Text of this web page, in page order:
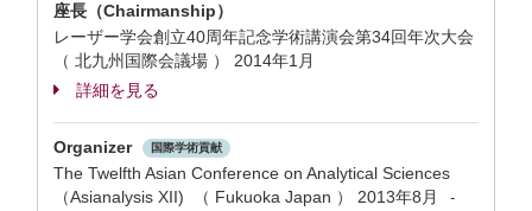
座長（Chairmanship）
レーザー学会創立40周年記念学術講演会第34回年次大会
（ 北九州国際会議場 ） 2014年1月
詳細を見る
Organizer 国際学術貢献
The Twelfth Asian Conference on Analytical Sciences
（Asianalysis XII) （ Fukuoka Japan ） 2013年8月 -